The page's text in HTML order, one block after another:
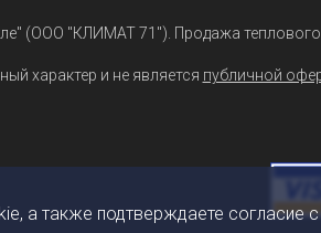
(ООО "КЛИМАТ 71"). Продажа теплового
характер и не является публичной
а также подтверждаете согласие